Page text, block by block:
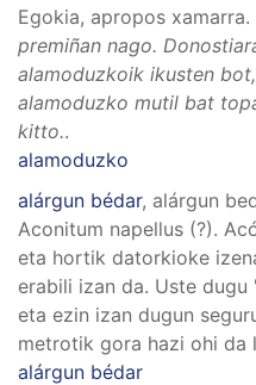
Egokia, apropos
premiñan nago.
alamoduzkoik ikusten
alamoduzko mutil bat
kitto..
alamoduzko
alárgun bédar, alárgun
Aconitum napellus (?).
eta hortik datorkioke
erabili izan da. Uste
eta ezin izan dugun
metrotik gora hazi ohi da
alárgun bédar